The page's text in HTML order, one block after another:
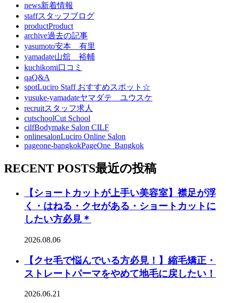
news新着情報
staffスタッフブログ
productProduct
archive過去の記事
yasumoto安本 有里
yamadate山舘 裕輔
kuchikomi口コミ
qaQ&A
spotLuciro Staff おすすめスポット☆
yusuke-yamadateヤマダテ ユウスケ
recruitスタッフ求人
cutschoolCut School
cilfBodymake Salon CILF
onlinesalonLuciro Online Salon
pageone-bangkokPageOne_Bangkok
RECENT POSTS最近の投稿
【ショートカットが上手い美容室】襟足が浮
く・はねる・クセがある・ショートカットに
したい方必見＊
2026.08.06
【クセ毛で悩んでいる方必見！】縮毛矯正・
ストレートパーマをやめて地毛に戻したい！
2026.06.21